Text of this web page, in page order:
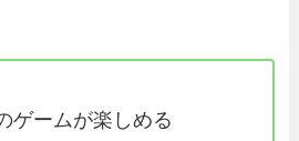
ゲームが楽しめる